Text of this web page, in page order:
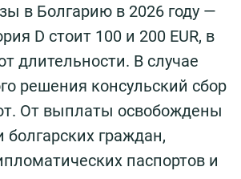
в Болгарию в 2026 году —
D стоит 100 и 200 EUR, в
длительности. В случае
решения консульский сбор
От выплаты освобождены
болгарских граждан,
паспортов и